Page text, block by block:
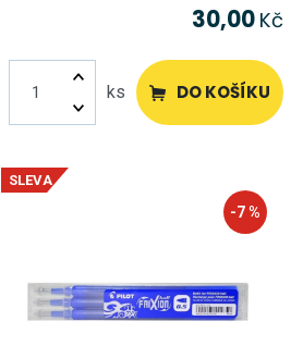
30,00 Kč
ks DO KOŠÍKU
SLEVA
-7 %